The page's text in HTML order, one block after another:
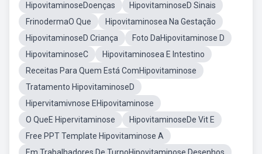
HipovitaminoseDoenças
HipovitaminoseD Sinais
FrinodermaO Que
Hipovitaminosea Na Gestação
HipovitaminoseD Criança
Foto DaHipovitaminose D
HipovitaminoseC
Hipovitaminosea E Intestino
Receitas Para Quem Está ComHipovitaminose
Tratamento HipovitaminoseD
Hipervitamivnose EHipovitaminose
O QueE Hipervitaminose
HipovitaminoseDe Vit E
Free PPT Template Hipovitaminose A